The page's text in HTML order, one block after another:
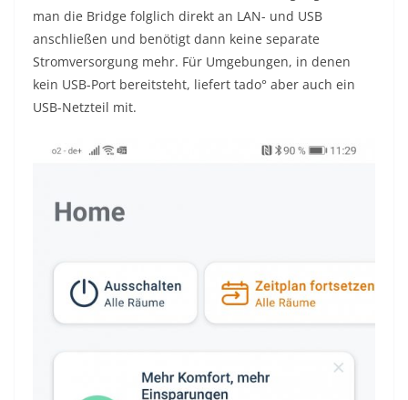
man die Bridge folglich direkt an LAN- und USB
anschließen und benötigt dann keine separate
Stromversorgung mehr. Für Umgebungen, in denen
kein USB-Port bereitsteht, liefert tado° aber auch ein
USB-Netzteil mit.